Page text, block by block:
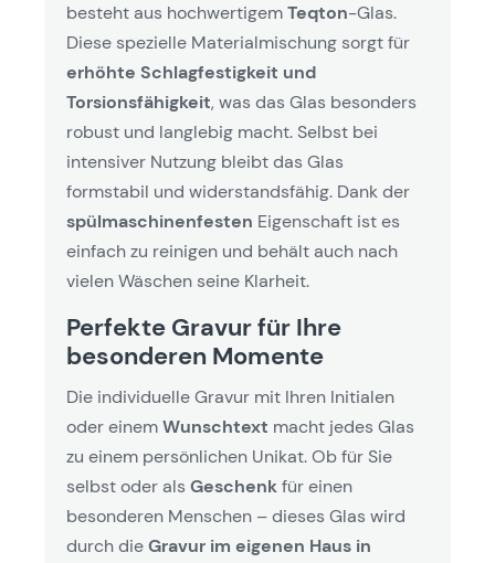
besteht aus hochwertigemTeqton-Glas.
Diese spezielle Materialmischung sorgt für
erhöhte Schlagfestigkeit und
Torsionsfähigkeit, was das Glas besonders
robust und langlebig macht. Selbst bei
intensiver Nutzung bleibt das Glas
formstabil und widerstandsfähig. Dank der
spülmaschinenfesten Eigenschaft ist es
einfach zu reinigen und behält auch nach
vielen Wäschen seine Klarheit.
Perfekte Gravur für Ihre
besonderen Momente
Die individuelle Gravur mit Ihren Initialen
oder einemWunschtext macht jedes Glas
zu einem persönlichen Unikat. Ob für Sie
selbst oder als Geschenkfür einen
besonderen Menschen – dieses Glas wird
durch dieGravur im eigenen Haus in